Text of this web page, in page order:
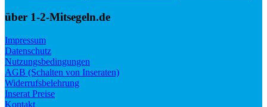
über 1-2-Mitsegeln.de
Impressum
Datenschutz
Nutzungsbedingungen
AGB (Schalten von Inseraten)
Widerrufsbelehrung
Inserat Preise
Kontakt